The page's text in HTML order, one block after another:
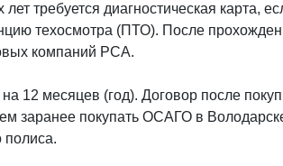
требуется диагностическая карта,
техосмотра (ПТО). После
компаний РСА.
12 месяцев (год). Договор после
заранее покупать ОСАГО в
полиса.